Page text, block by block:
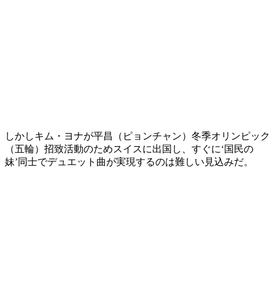
しかしキム・ヨナが平昌（ピョンチャン）冬季オリンピック
（五輪）招致活動のためスイスに出国し、すぐに‘国民の
妹’同士でデュエット曲が実現するのは難しい見込みだ。